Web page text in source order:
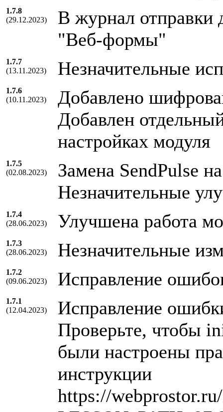
1.7.8
(29.12.2023)
В журнал отправки
"Веб-формы"
1.7.7
(13.11.2023)
Незначительные
1.7.6
(10.11.2023)
Добавлено
Добавлен
настройках модуля
1.7.5
(02.08.2023)
Замена SendPulse
Незначительные
1.7.4
(28.06.2023)
Улучшена работа
1.7.3
(28.06.2023)
Незначительные
1.7.2
(09.06.2023)
Исправление
1.7.1
(12.04.2023)
Исправление
Проверьте, чтобы
были настроены
инструкции
https://